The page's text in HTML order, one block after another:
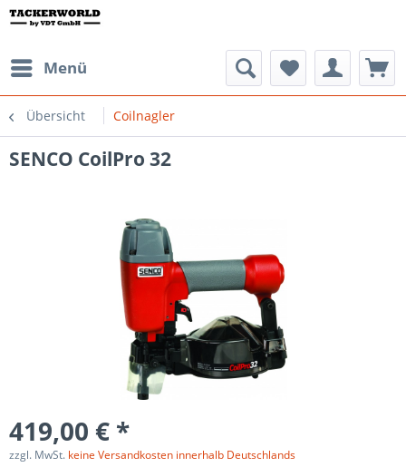
Menü
Übersicht Coilnagler
SENCO CoilPro 32
419,00 € *
zzgl. MwSt. keine Versandkosten innerhalb Deutschlands